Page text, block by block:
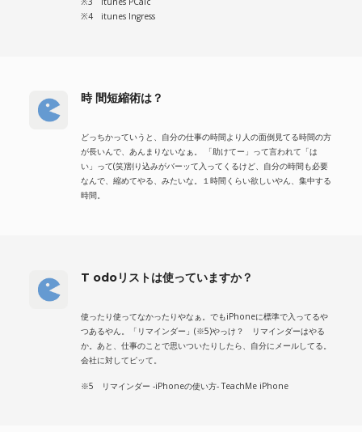
※4 itunes Ingress
時 間短縮術は？
どっちかっていうと、自分の仕事の時間より人の面倒見てる時間の方
が長いんで、あんまりないなぁ。 「助けてー」って言われて「は
い」って(笑)割り込みがバーッて入ってくるけど、自分の時間も必要
なんで、縮めてやる、みたいな。１時間くらい欲しいやん、集中する
時間。
T odoリストは使っていますか？
使ったり使ってなかったりやなぁ。でもiPhoneに標準で入ってるや
つあるやん。「リマインダー」(※5)やっけ？ リマインダーはやる
か。あと、仕事のことで思いついたりしたら、自分にメールしてる。
会社に対してピッて。
※5 リマインダー -iPhoneの使い方- TeachMe iPhone